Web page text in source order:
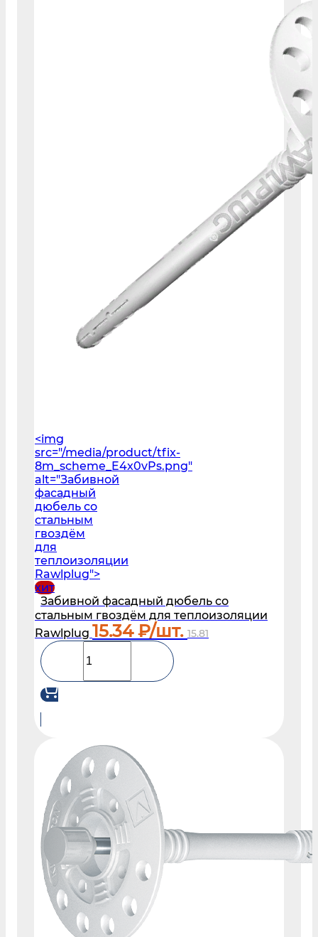
<img
src="/media/product/tfix-
8m_scheme_E4x0vPs.png"
alt="Забивной
фасадный
дюбель со
стальным
гвоздём
для
теплоизоляции
Rawlplug">
хит
Забивной фасадный дюбель со
стальным гвоздём для теплоизоляции
Rawlplug 15.34₽/шт. 15.81